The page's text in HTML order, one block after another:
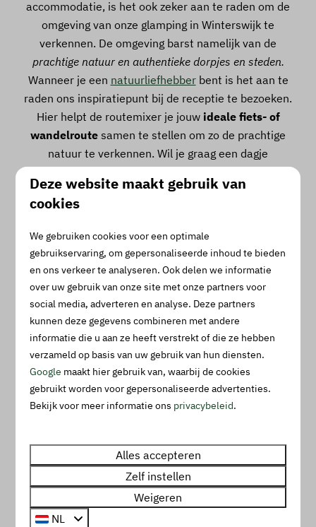
accommodatie, is het ook zeker aan te raden om de
omgeving van onze glamping in Winterswijk te
verkennen. De omgeving barst namelijk van de
prachtige natuur en authentieke dorpjes en steden.
Wanneer je een natuurliefhebberbent is het aan te
raden ons inspiratiepunt bij de receptie te bezoeken.
Hier helpt de routemixer je jouw ideale fiets- of
wandelroute samen te stellen om zo de prachtige
natuur te verkennen. Wil je graag een dagje
winkelen? Ga dan naar Winterswijk of Bocholt. Voor
kunstliefhebbers isVilla Mondriaaneen aanrader.
Hier vind je het vroege werk van de kunstenaar die
Op Camping Vreehorst zelf is er ook genoeg te doen
voor een geslaagde glamping vakantie in de
Achterhoek. Hieronder een greep uit onze faciliteiten:
Zwembaden
Recreatieplas
Deze website maakt gebruik van
cookies
We gebruiken cookies voor een optimale
gebruikservaring, om gepersonaliseerde inhoud te bieden
en ons verkeer te analyseren. Ook delen we informatie
over uw gebruik van onze site met onze partners voor
social media, adverteren en analyse. Deze partners
kunnen deze gegevens combineren met andere
informatie die u aan ze heeft verstrekt of die ze hebben
verzameld op basis van uw gebruik van hun diensten.
Google maakt hier gebruik van, waarbij de cookies
gebruikt worden voor gepersonaliseerde advertenties.
Bekijk voor meer informatie ons privacybeleid.
Alles accepteren
Zelf instellen
Weigeren
NL